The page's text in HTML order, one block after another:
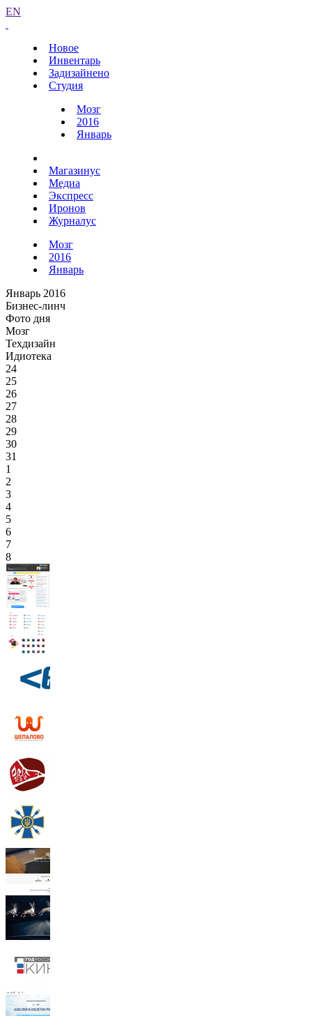
EN
Новое
Инвентарь
Задизайнено
Студия
Мозг
2016
Январь
Магазинус
Медиа
Экспресс
Иронов
Журналус
Мозг
2016
Январь
Январь 2016
Бизнес-линч
Фото дня
Мозг
Техдизайн
Идиотека
24
25
26
27
28
29
30
31
1
2
3
4
5
6
7
8